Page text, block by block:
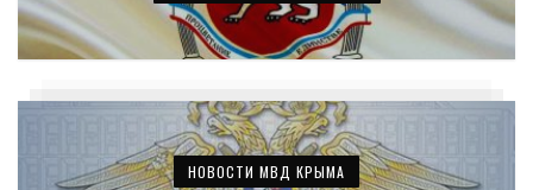
НОВОСТИ МВД КРЫМА